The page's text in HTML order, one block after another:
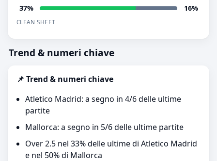
37% 16%
CLEAN SHEET
Trend & numeri chiave
📌 Trend & numeri chiave
Atletico Madrid: a segno in 4/6 delle ultime
partite
Mallorca: a segno in 5/6 delle ultime partite
Over 2.5 nel 33% delle ultime di Atletico Madrid
e nel 50% di Mallorca